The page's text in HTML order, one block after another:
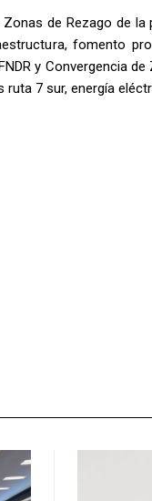
de Rezago de
fomento
y Convergencia
7 sur, energía